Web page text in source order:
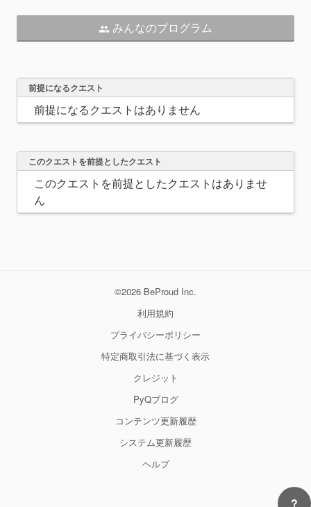
people みんなのプログラム
前提になるクエスト
前提になるクエストはありません
このクエストを前提としたクエスト
このクエストを前提としたクエストはありませ
ん
©2026 BeProud Inc.
利用規約
プライバシーポリシー
特定商取引法に基づく表示
クレジット
PyQブログ
コンテンツ更新履歴
システム更新履歴
ヘルプ
?